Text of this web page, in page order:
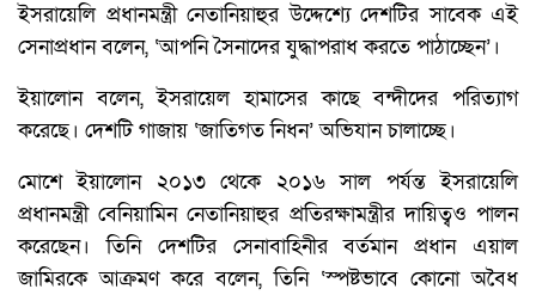
ইসরায়েলি প্রধানমন্ত্রী নেতানিয়াহুর উদ্দেশ্যে দেশটির সাবেক এই
সেনাপ্রধান বলেন, ‘আপনি সৈনাদের যুদ্ধাপরাধ করতে পাঠাচ্ছেন’।
ইয়ালোন বলেন, ইসরায়েল হামাসের কাছে বন্দীদের পরিত্যাগ
করেছে। দেশটি গাজায় ‘জাতিগত নিধন’ অভিযান চালাচ্ছে।
মোশে ইয়ালোন ২০১৩ থেকে ২০১৬ সাল পর্যন্ত ইসরায়েলি
প্রধানমন্ত্রী বেনিয়ামিন নেতানিয়াহুর প্রতিরক্ষামন্ত্রীর দায়িত্বও পালন
করেছেন। তিনি দেশটির সেনাবাহিনীর বর্তমান প্রধান এয়াল
জামিরকে আক্রমণ করে বলেন, তিনি ‘স্পষ্টভাবে কোনো অবৈধ